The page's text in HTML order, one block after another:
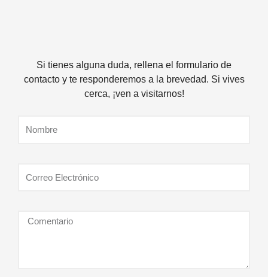
Si tienes alguna duda, rellena el formulario de
contacto y te responderemos a la brevedad. Si vives
cerca, ¡ven a visitarnos!
Message